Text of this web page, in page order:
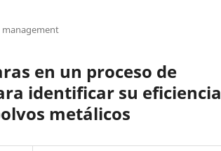
en un proceso de
identificar su eficiencia
metálicos